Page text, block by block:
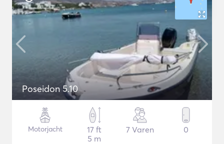
Poseidon 5.10
Motorjacht
17 ft
5 m
7 Varen 0